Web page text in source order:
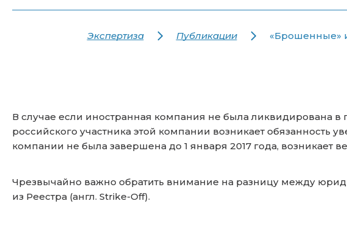
Экспертиза Публикации «Брошенные»
В случае если иностранная компания не была ликвидирована в
российского участника этой компании возникает
компании не была завершена до 1 января 2017 года, возникает
Чрезвычайно важно обратить внимание на разницу между
из Реестра (англ. Strike-Off).